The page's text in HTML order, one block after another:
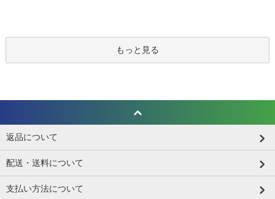
もっと見る
返品について
配送・送料について
支払い方法について